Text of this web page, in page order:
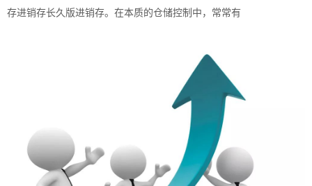
存进销存长久版进销存。在本质的仓储控制中，常常有